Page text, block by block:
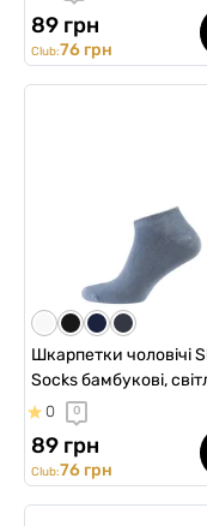
89 грн
Club:76 грн
Шкарпетки чоловічі
Socks бамбукові,
сірі
0 0
89 грн
Club:76 грн